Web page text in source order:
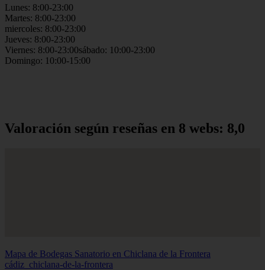
Lunes: 8:00-23:00
Martes: 8:00-23:00
miercoles: 8:00-23:00
Jueves: 8:00-23:00
Viernes: 8:00-23:00sábado: 10:00-23:00
Domingo: 10:00-15:00
Valoración según reseñas en 8 webs: 8,0
Mapa de Bodegas Sanatorio en Chiclana de la Frontera
cádiz_chiclana-de-la-frontera